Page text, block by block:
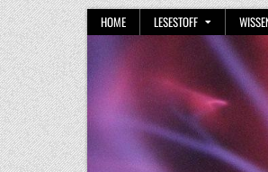
Skip
to
content
HOME LESESTOFF